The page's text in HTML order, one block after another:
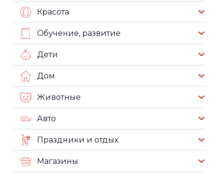
Красота
Обучение, развитие
Дети
Дом
Животные
Авто
Праздники и отдых
Магазины